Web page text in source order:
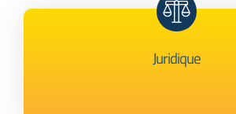
Juridique